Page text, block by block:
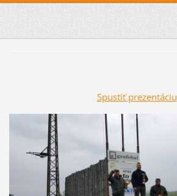
Spustiť prezentáciu